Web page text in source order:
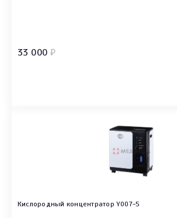
33 000 ₽
Кислородный концентратор Y007-5